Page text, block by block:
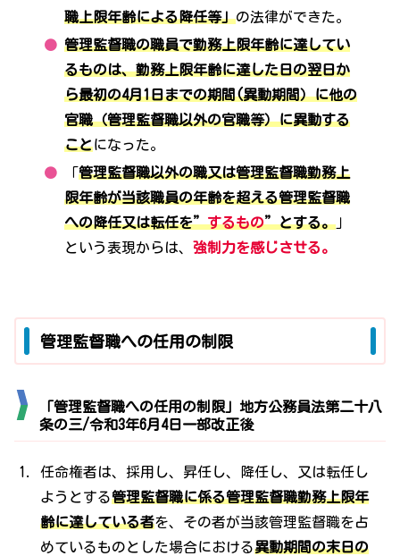
職上限年齢による降任等」の法律ができた。
管理監督職の職員で勤務上限年齢に達してい
るものは、勤務上限年齢に達した日の翌日か
ら最初の4月1日までの期間(異動期間）に他の
官職（管理監督職以外の官職等）に異動する
ことになった。
「管理監督職以外の職又は管理監督職勤務上
限年齢が当該職員の年齢を超える管理監督職
への降任又は転任を”するもの”とする。 」
という表現からは、 強制力を感じさせる。
管理監督職への任用の制限
「管理監督職への任用の制限」地方公務員法第二十八
条の三/令和3年6月4日一部改正後
任命権者は、採用し、昇任し、降任し、又は転任し
ようとする管理監督職に係る管理監督職勤務上限年
齢に達している者を、その者が当該管理監督職を占
めているものとした場合における異動期間の末日の